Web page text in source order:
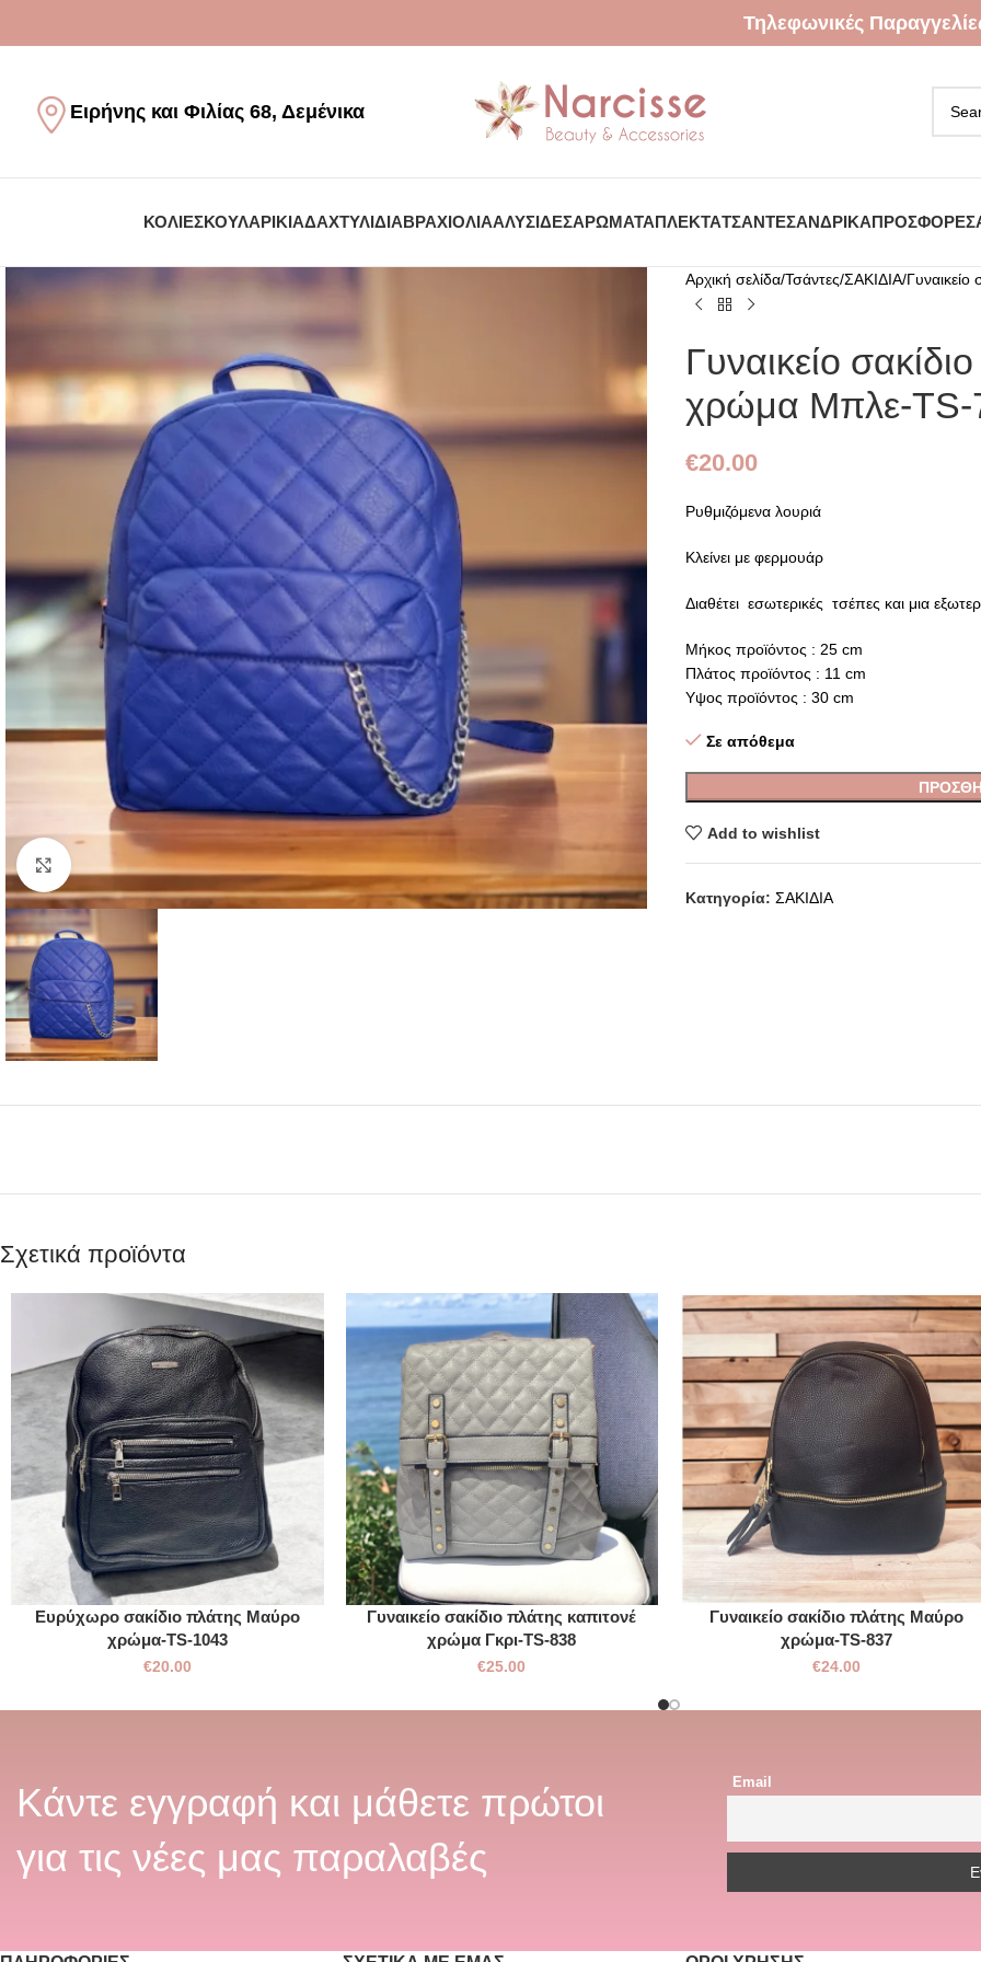
Τηλεφωνικές
Ειρήνης και Φιλίας 68, Δεμένικα
ΚΟΛΙΈΣΚΟΥΛΑΡΊΚΙΑΔΑΧΤΥΛΊΔΙΑΒΡΑΧΙΌΛΙΑΑΛΥΣΊΔΕΣΑΡΏΜΑΤΑΠΛΕΚΤΆΤΣΆΝΤΕΣΑΝΔΡΙΚΆΠΡΟΣΦΟΡΈΣ
Click to enlarge
Αρχική σελίδα Τσάντες ΣΑΚΙΔΙΑ
Γυναικείο
χρώμα Μπλε-TS-
€20.00
Ρυθμιζόμενα λουριά
Κλείνει με φερμουάρ
Διαθέτει εσωτερικές τσέπες και μια
Μήκος προϊόντος : 25 cm
Πλάτος προϊόντος : 11 cm
Υψος προϊόντος : 30 cm
Σε απόθεμα
Add to wishlist
Κατηγορία: ΣΑΚΙΔΙΑ
Σχετικά προϊόντα
Ευρύχωρο σακίδιο πλάτης Μαύρο
χρώμα-TS-1043
€20.00
Γυναικείο σακίδιο πλάτης καπιτονέ
χρώμα Γκρι-TS-838
€25.00
Γυναικείο σακίδιο πλάτης Μαύρο
χρώμα-TS-837
€24.00
Κάντε εγγραφή και μάθετε πρώτοι
για τις νέες μας παραλαβές
Email